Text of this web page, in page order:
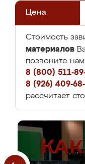
Цена
Стоимость
материалов
позвоните
8 (800) 511-
8 (926) 409-
рассчитает